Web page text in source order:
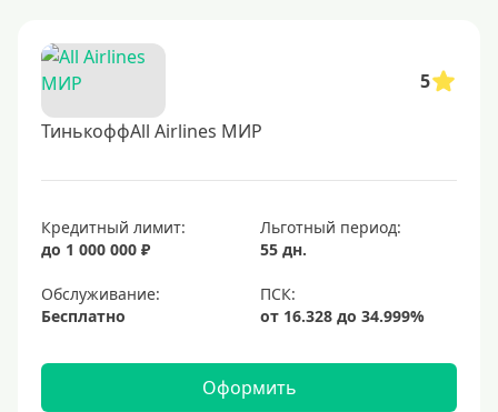
5
ТинькоффAll Airlines МИР
Кредитный лимит:
до 1 000 000 ₽
Льготный период:
55 дн.
Обслуживание:
Бесплатно
Оформить